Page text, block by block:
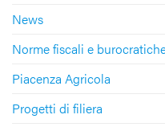
News
Norme fiscali e
Piacenza Agricola
Progetti di filiera